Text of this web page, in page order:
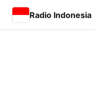
Radio Indonesia